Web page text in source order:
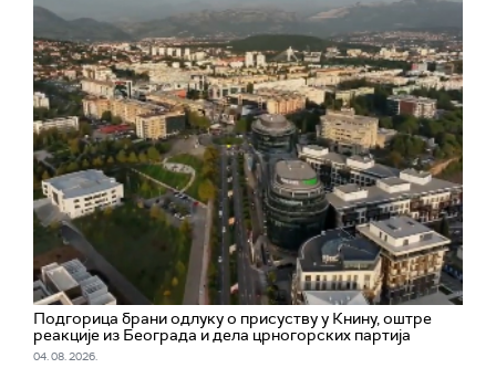
Подгорица брани одлуку о присуству у Книну, оштре
реакције из Београда и дела црногорских партија
04. 08. 2026.